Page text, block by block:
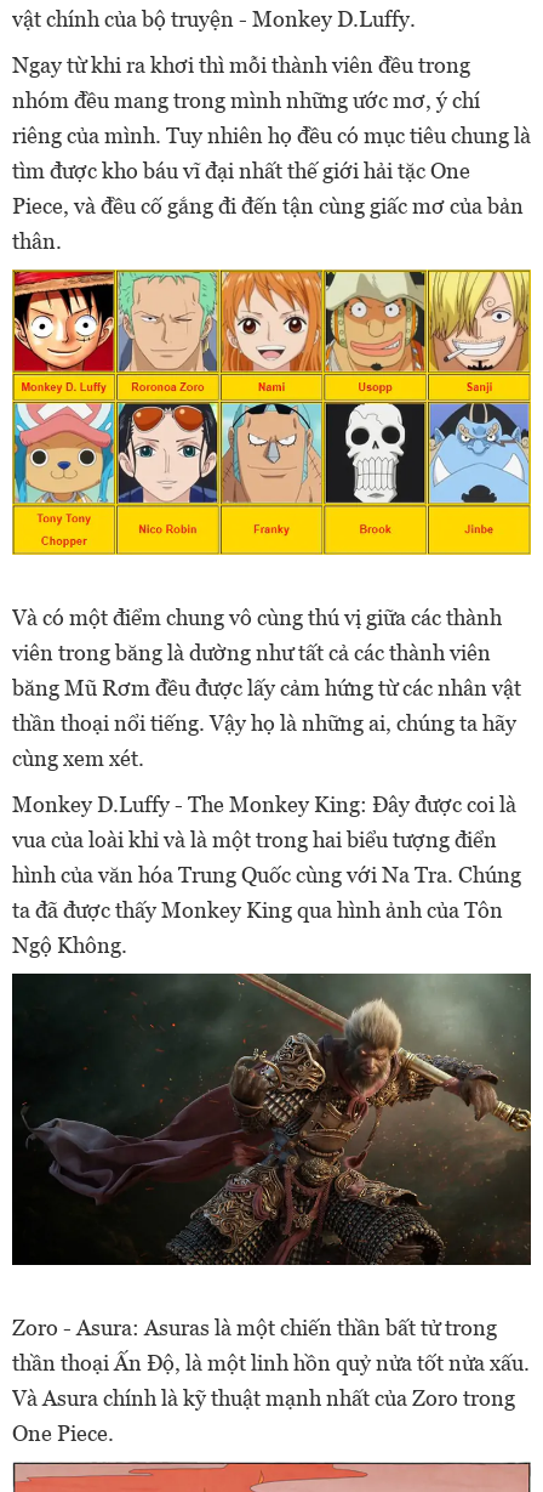
vật chính của bộ truyện - Monkey D.Luffy.
Ngay từ khi ra khơi thì mỗi thành viên đều trong
nhóm đều mang trong mình những ước mơ, ý chí
riêng của mình. Tuy nhiên họ đều có mục tiêu chung là
tìm được kho báu vĩ đại nhất thế giới hải tặc One
Piece, và đều cố gắng đi đến tận cùng giấc mơ của bản
thân.
Và có một điểm chung vô cùng thú vị giữa các thành
viên trong băng là dường như tất cả các thành viên
băng Mũ Rơm đều được lấy cảm hứng từ các nhân vật
thần thoại nổi tiếng. Vậy họ là những ai, chúng ta hãy
cùng xem xét.
Monkey D.Luffy - The Monkey King: Đây được coi là
vua của loài khỉ và là một trong hai biểu tượng điển
hình của văn hóa Trung Quốc cùng với Na Tra. Chúng
ta đã được thấy Monkey King qua hình ảnh của Tôn
Ngộ Không.
Zoro - Asura: Asuras là một chiến thần bất tử trong
thần thoại Ấn Độ, là một linh hồn quỷ nửa tốt nửa xấu.
Và Asura chính là kỹ thuật mạnh nhất của Zoro trong
One Piece.